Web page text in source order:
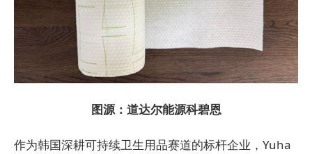
图源： 道达尔能源科碧恩
作为韩国深耕可持续卫生用品赛道的标杆企业，Yuha